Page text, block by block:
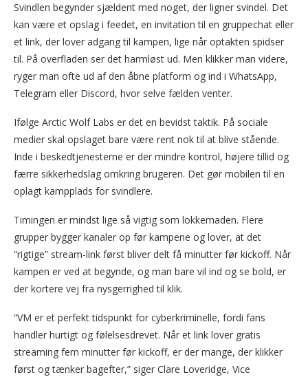
Svindlen begynder sjældent med noget, der ligner svindel. Det
kan være et opslag i feedet, en invitation til en gruppechat eller
et link, der lover adgang til kampen, lige når optakten spidser
til. På overfladen ser det harmløst ud. Men klikker man videre,
ryger man ofte ud af den åbne platform og ind i WhatsApp,
Telegram eller Discord, hvor selve fælden venter.
Ifølge Arctic Wolf Labs er det en bevidst taktik. På sociale
medier skal opslaget bare være rent nok til at blive stående.
Inde i beskedtjenesterne er der mindre kontrol, højere tillid og
færre sikkerhedslag omkring brugeren. Det gør mobilen til en
oplagt kampplads for svindlere.
Timingen er mindst lige så vigtig som lokkemaden. Flere
grupper bygger kanaler op før kampene og lover, at det
“rigtige” stream-link først bliver delt få minutter før kickoff. Når
kampen er ved at begynde, og man bare vil ind og se bold, er
der kortere vej fra nysgerrighed til klik.
“VM er et perfekt tidspunkt for cyberkriminelle, fordi fans
handler hurtigt og følelsesdrevet. Når et link lover gratis
streaming fem minutter før kickoff, er der mange, der klikker
først og tænker bagefter,” siger Clare Loveridge, Vice